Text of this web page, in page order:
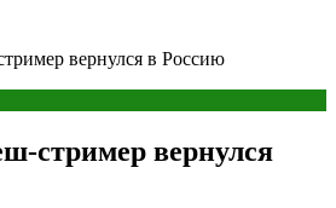
вернулся в Россию
стример вернулся